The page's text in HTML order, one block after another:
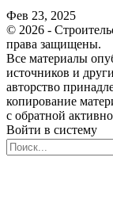
Фев 23, 2025
© 2026 -
права защищены.
Все материалы
источников и
авторство
копирование
с обратной
Войти в систему